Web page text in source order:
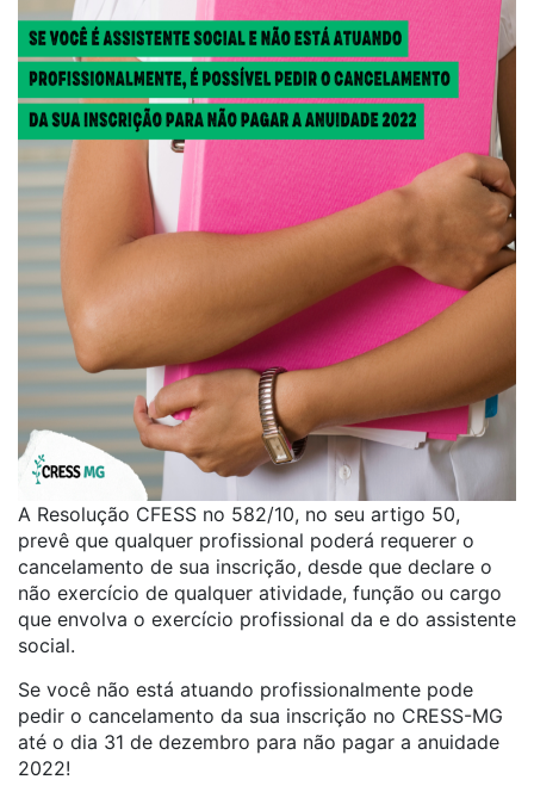
A Resolução CFESS no 582/10, no seu artigo 50,
prevê que qualquer profissional poderá requerer o
cancelamento de sua inscrição, desde que declare o
não exercício de qualquer atividade, função ou cargo
que envolva o exercício profissional da e do assistente
social.
Se você não está atuando profissionalmente pode
pedir o cancelamento da sua inscrição no CRESS-MG
até o dia 31 de dezembro para não pagar a anuidade
2022!